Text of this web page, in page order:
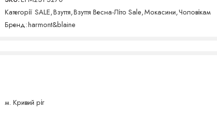
Категорії SALE,Взуття,Взуття Весна-Літо Sale,Мокасини,Чоловікам
Бренд:harmont&blaine
м. Кривий ріг